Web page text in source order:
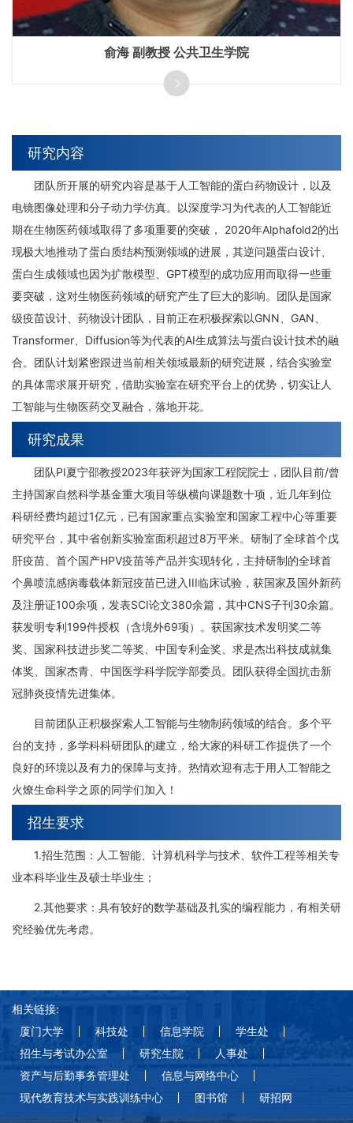
俞海 副教授 公共卫生学院
主要从事结构疫苗学、抗体相关的分子设计与改造，分子动
力学研究。
研究内容
团队所开展的研究内容是基于人工智能的蛋白药物设计，以及
电镜图像处理和分子动力学仿真。以深度学习为代表的人工智能近
期在生物医药领域取得了多项重要的突破， 2020年Alphafold2的出
现极大地推动了蛋白质结构预测领域的进展，其逆问题蛋白设计、
蛋白生成领域也因为扩散模型、GPT模型的成功应用而取得一些重
要突破，这对生物医药领域的研究产生了巨大的影响。团队是国家
级疫苗设计、药物设计团队，目前正在积极探索以GNN、GAN、
Transformer、Diffusion等为代表的AI生成算法与蛋白设计技术的融
合。团队计划紧密跟进当前相关领域最新的研究进展，结合实验室
的具体需求展开研究，借助实验室在研究平台上的优势，切实让人
工智能与生物医药交叉融合，落地开花。
研究成果
团队PI夏宁邵教授2023年获评为国家工程院院士，团队目前/曾
主持国家自然科学基金重大项目等纵横向课题数十项，近几年到位
科研经费均超过1亿元，已有国家重点实验室和国家工程中心等重要
研究平台，其中省创新实验室面积超过8万平米。研制了全球首个戊
肝疫苗、首个国产HPV疫苗等产品并实现转化，主持研制的全球首
个鼻喷流感病毒载体新冠疫苗已进入III临床试验，获国家及国外新药
及注册证100余项，发表SCI论文380余篇，其中CNS子刊30余篇。
获发明专利199件授权（含境外69项）。获国家技术发明奖二等
奖、国家科技进步奖二等奖、中国专利金奖、求是杰出科技成就集
体奖、国家杰青、中国医学科学院学部委员。团队获得全国抗击新
冠肺炎疫情先进集体。
目前团队正积极探索人工智能与生物制药领域的结合。多个平
台的支持，多学科科研团队的建立，给大家的科研工作提供了一个
良好的环境以及有力的保障与支持。热情欢迎有志于用人工智能之
火燎生命科学之原的同学们加入！
招生要求
1.招生范围：人工智能、计算机科学与技术、软件工程等相关专
业本科毕业生及硕士毕业生；
2.其他要求：具有较好的数学基础及扎实的编程能力，有相关研
究经验优先考虑。
相关链接:
厦门大学
科技处 信息学院
学生处
招生与考试办公室
研究生院
人事处
资产与后勤事务管理处
信息与网络中心
现代教育技术与实践训练中心
图书馆 研招网